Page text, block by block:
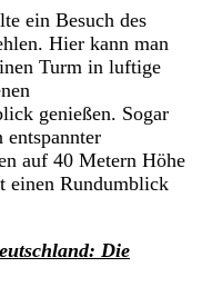
ein Besuch des
Hier kann man
Turm in luftige
genießen. Sogar
entspannter
auf 40 Metern Höhe
einen Rundumblick
Die